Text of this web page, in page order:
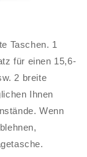
Taschen. 1
für einen 15,6-
2 breite
Ihnen
Wenn